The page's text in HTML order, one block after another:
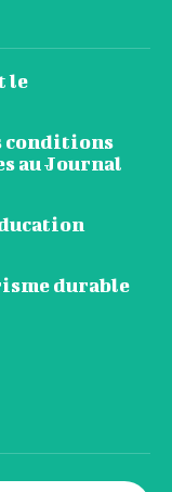
le
conditions
au Journal
durable